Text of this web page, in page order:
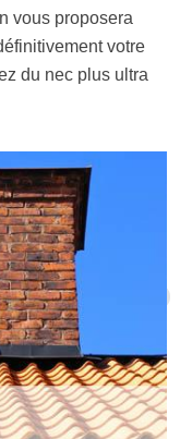
vous proposera
votre
du nec plus ultra